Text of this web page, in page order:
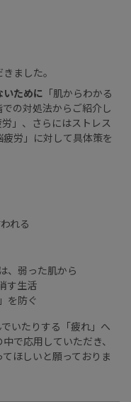
ました。
いために 「肌からわかる
の対処法からご紹介し
」、さらにはストレス
労」に対して具体策を
れる
弱った肌から
す生活
を防ぐ
いたりする「疲れ」へ
で応用していただき、
てほしいと願っておりま